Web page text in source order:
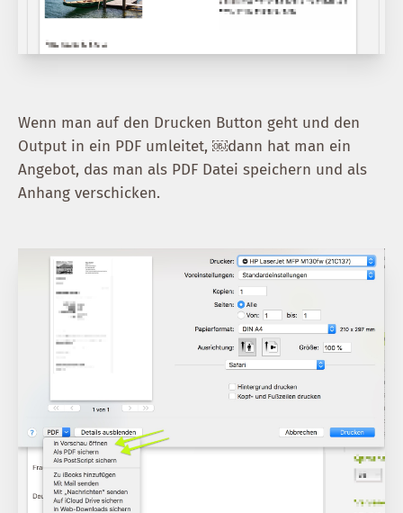
Wenn man auf den Drucken Button geht und den
Output in ein PDF umleitet, ￼dann hat man ein
Angebot, das man als PDF Datei speichern und als
Anhang verschicken.